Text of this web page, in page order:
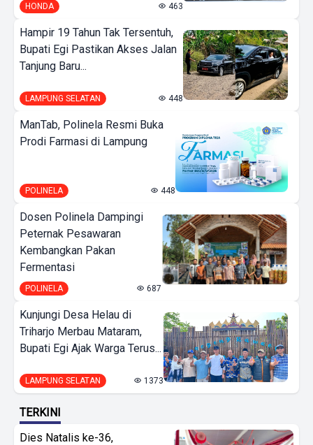
HONDA 463
Hampir 19 Tahun Tak Tersentuh,
Bupati Egi Pastikan Akses Jalan
Tanjung Baru...
LAMPUNG SELATAN 448
ManTab, Polinela Resmi Buka
Prodi Farmasi di Lampung
POLINELA 448
Dosen Polinela Dampingi
Peternak Pesawaran
Kembangkan Pakan
Fermentasi
POLINELA 687
Kunjungi Desa Helau di
Triharjo Merbau Mataram,
Bupati Egi Ajak Warga Terus...
LAMPUNG SELATAN 1373
TERKINI
Dies Natalis ke-36,